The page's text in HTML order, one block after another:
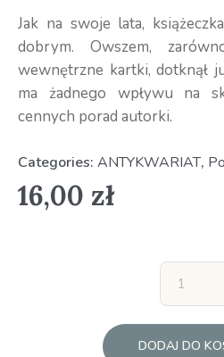
Jak na swoje lata,
dobrym. Owszem,
wewnętrzne kartki, dotknął
ma żadnego wpływu na
cennych porad autorki.
Categories: ANTYKWARIAT,
16,00 zł
DODAJ DO